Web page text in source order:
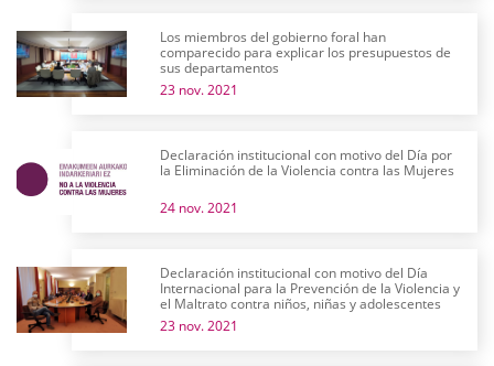
Los miembros del gobierno foral han
comparecido para explicar los presupuestos de
sus departamentos
23 nov. 2021
Declaración institucional con motivo del Día por
la Eliminación de la Violencia contra las Mujeres
24 nov. 2021
Declaración institucional con motivo del Día
Internacional para la Prevención de la Violencia y
el Maltrato contra niños, niñas y adolescentes
23 nov. 2021